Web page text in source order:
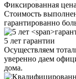
Фиксированная
Стоимость
гарантированно
5 лет гарантии
Осуществляем
уверенно даем
дома.